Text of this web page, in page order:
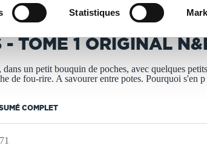
Statistiques
- TOME 1 ORIGINAL
dans un petit bouquin de poches, avec quelques
de fou-rire. A savourer entre potes. Pourquoi s'en p
COMPLET